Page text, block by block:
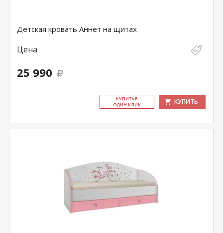
Детская кровать Аннет на щитах
Цена
25 990
КУ­ПИТЬ В
ОДИН КЛИК
КУПИТЬ